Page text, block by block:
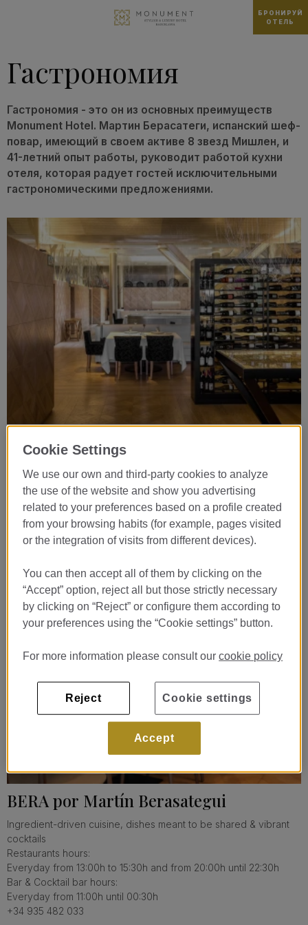
БРОНИРУЙ
ОТЕЛЬ
Гастрономия
Гастрономия - это он из основных преимуществ
Monument Hotel. Мартин Берасатеги, испанский шеф-
повар, имеющий в своем активе 8 звезд Мишлен, и
41-летний опыт работы, руководит работой кухни
отеля, которая радует гостей исключительными
гастрономическими предложениями.
Restaurante Lasarte ***
С среда по субботу с 13:00 до 14:30 и с 20:00 до 21:30
+34 934 453 242
ПОДРОБНЕЕ
BERA por Martín Berasategui
Ingredient-driven cuisine, dishes meant to be shared & vibrant
cocktails
Restaurants hours:
Everyday from 13:00h to 15:30h and from 20:00h until 22:30h
Bar & Cocktail bar hours:
Everyday from 11:00h until 00:30h
+34 935 482 033
Cookie Settings
We use our own and third-party cookies to analyze
the use of the website and show you advertising
related to your preferences based on a profile created
from your browsing habits (for example, pages visited
or the integration of visits from different devices).
You can then accept all of them by clicking on the
“Accept” option, reject all but those strictly necessary
by clicking on “Reject” or configure them according to
your preferences using the “Cookie settings” button.
For more information please consult ourcookie policy
Reject
Accept
Cookie settings